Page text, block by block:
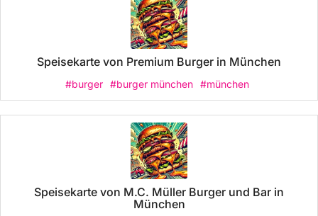
Speisekarte von Premium Burger in München
#burger #burger münchen #münchen
Speisekarte von M.C. Müller Burger und Bar in
München